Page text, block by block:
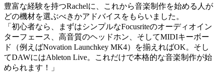
豊富な経験を持つRachelに、これから音楽制作を始める人が
どの機材を選ぶべきかアドバイスをもらいました。
「初心者なら、まずはシンプルなFocusriteのオーディオイン
ターフェース、高音質のヘッドホン、そしてMIDIキーボー
ド（例えばNovation Launchkey MK4）を揃えればOK。そし
てDAWにはAbleton Live。これだけで本格的な音楽制作が始
められます！」